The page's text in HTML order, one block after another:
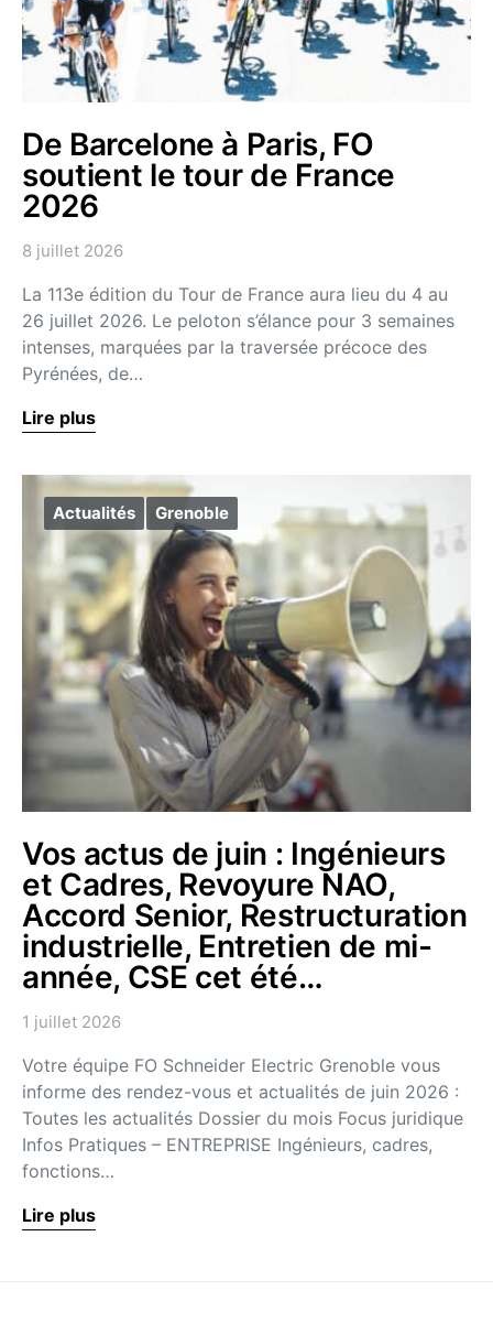
De Barcelone à Paris, FO
soutient le tour de France
2026
8 juillet 2026
La 113e édition du Tour de France aura lieu du 4 au
26 juillet 2026. Le peloton s’élance pour 3 semaines
intenses, marquées par la traversée précoce des
Pyrénées, de…
Lire plus
Actualités Grenoble
Vos actus de juin : Ingénieurs
et Cadres, Revoyure NAO,
Accord Senior, Restructuration
industrielle, Entretien de mi-
année, CSE cet été…
1 juillet 2026
Votre équipe FO Schneider Electric Grenoble vous
informe des rendez-vous et actualités de juin 2026 :
Toutes les actualités Dossier du mois Focus juridique
Infos Pratiques – ENTREPRISE Ingénieurs, cadres,
fonctions…
Lire plus